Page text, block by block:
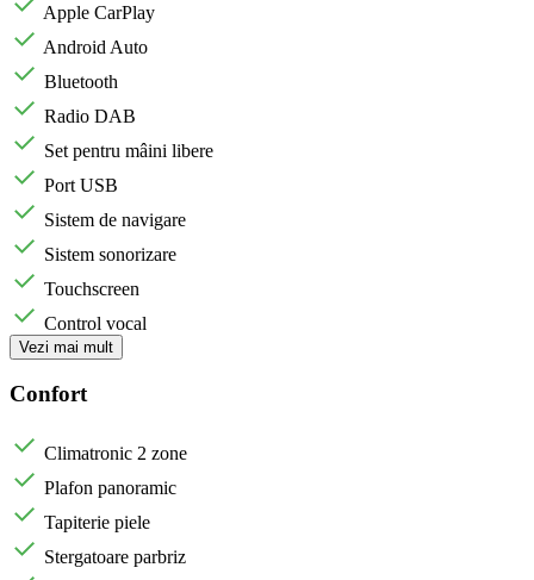
Apple CarPlay
Android Auto
Bluetooth
Radio DAB
Set pentru mâini libere
Port USB
Sistem de navigare
Sistem sonorizare
Touchscreen
Control vocal
Vezi mai mult
Confort
Climatronic 2 zone
Plafon panoramic
Tapiterie piele
Stergatoare parbriz